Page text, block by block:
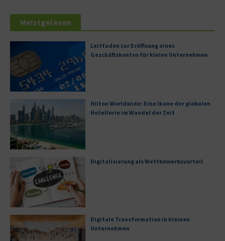
Meistgelesen
Leitfaden zur Eröffnung eines
Geschäftskontos für kleine Unternehmen
Hilton Worldwide: Eine Ikone der globalen
Hotellerie im Wandel der Zeit
Digitalisierung als Wettbewerbsvorteil
Digitale Transformation in kleinen
Unternehmen